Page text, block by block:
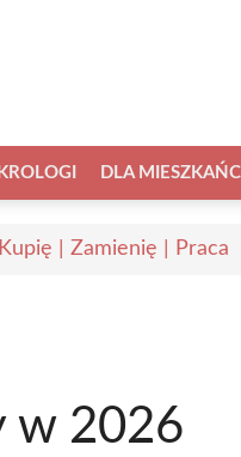
DLA
| Zamienię | Praca
w 2026